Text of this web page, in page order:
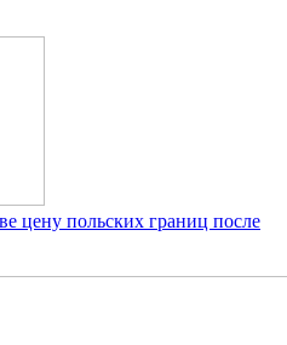
цену польских границ после